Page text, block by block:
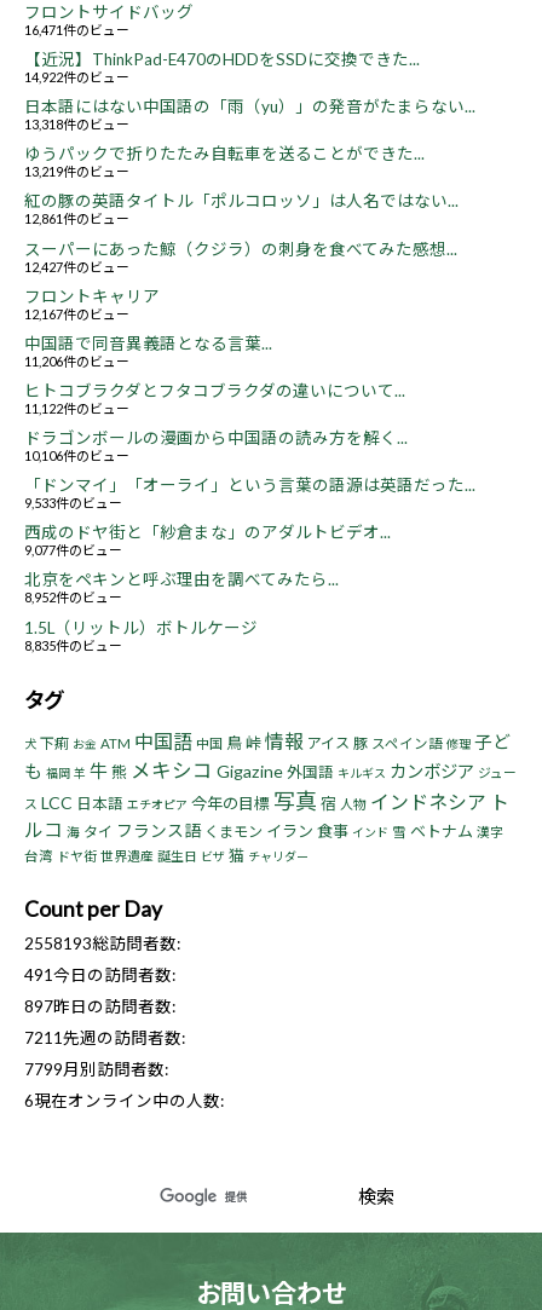
フロントサイドバッグ
16,471件のビュー
【近況】ThinkPad-E470のHDDをSSDに交換できた...
14,922件のビュー
日本語にはない中国語の「雨（yu）」の発音がたまらない...
13,318件のビュー
ゆうパックで折りたたみ自転車を送ることができた...
13,219件のビュー
紅の豚の英語タイトル「ポルコロッソ」は人名ではない...
12,861件のビュー
スーパーにあった鯨（クジラ）の刺身を食べてみた感想...
12,427件のビュー
フロントキャリア
12,167件のビュー
中国語で同音異義語となる言葉...
11,206件のビュー
ヒトコブラクダとフタコブラクダの違いについて...
11,122件のビュー
ドラゴンボールの漫画から中国語の読み方を解く...
10,106件のビュー
「ドンマイ」「オーライ」という言葉の語源は英語だった...
9,533件のビュー
西成のドヤ街と「紗倉まな」のアダルトビデオ...
9,077件のビュー
北京をペキンと呼ぶ理由を調べてみたら...
8,952件のビュー
1.5L（リットル）ボトルケージ
8,835件のビュー
タグ
犬 下痢 お金 ATM 中国語 中国 鳥峠情報 アイス 豚 スペイン語 修理 子ど
も 福岡 羊 牛熊 メキシコ Gigazine 外国語 キルギス カンボジア ジュー
ス LCC 日本語 エチオピア 今年の目標 写真 宿 人物 インドネシア ト
ルコ 海 タイ フランス語 くまモン イラン 食事 インド 雪 ベトナム 漢字
台湾 ドヤ街 世界遺産 誕生日 ビザ 猫 チャリダー
Count per Day
2558193総訪問者数:
491今日の訪問者数:
897昨日の訪問者数:
7211先週の訪問者数:
7799月別訪問者数:
6現在オンライン中の人数:
お問い合わせ